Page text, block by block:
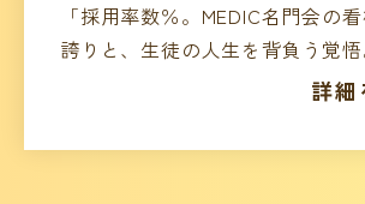
「採用率数％。MEDIC名門会の
誇りと、生徒の人生を背負う覚悟
詳細